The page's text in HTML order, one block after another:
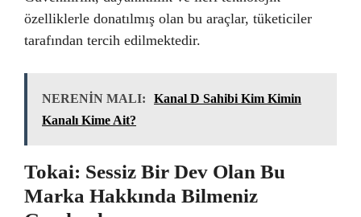
özelliklerle donatılmış olan bu araçlar, tüketiciler
tarafından tercih edilmektedir.
NERENİN MALI:
Kanal D Sahibi Kim Kimin
Kanalı Kime Ait?
Tokai: Sessiz Bir Dev Olan Bu
Marka Hakkında Bilmeniz